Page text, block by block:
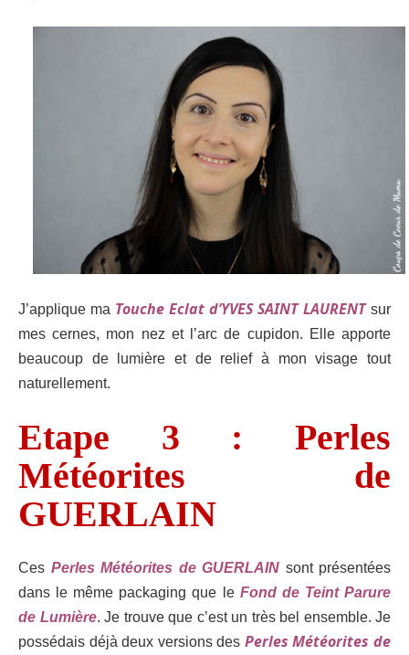
J’applique ma Touche Eclat d’YVES SAINT LAURENT sur
mes cernes, mon nez et l’arc de cupidon. Elle apporte
beaucoup de lumière et de relief à mon visage tout
naturellement.
Etape 3 : Perles
Météorites de
GUERLAIN
Ces Perles Météorites de GUERLAIN sont présentées
dans le même packaging que le Fond de Teint Parure
de Lumière. Je trouve que c’est un très bel ensemble. Je
possédais déjà deux versions des Perles Météorites de